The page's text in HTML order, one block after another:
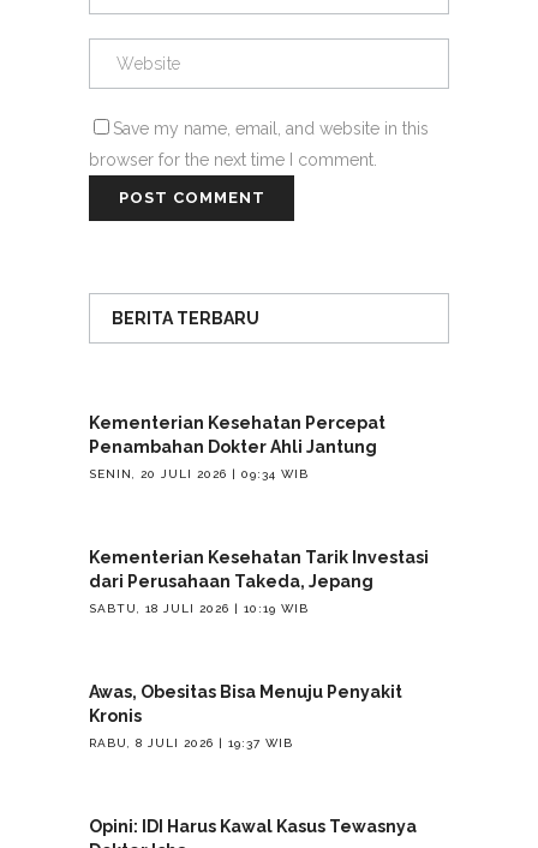
Save my name, email, and website in this
browser for the next time I comment.
BERITA TERBARU
Kementerian Kesehatan Percepat
Penambahan Dokter Ahli Jantung
SENIN, 20 JULI 2026 | 09:34 WIB
Kementerian Kesehatan Tarik Investasi
dari Perusahaan Takeda, Jepang
SABTU, 18 JULI 2026 | 10:19 WIB
Awas, Obesitas Bisa Menuju Penyakit
Kronis
RABU, 8 JULI 2026 | 19:37 WIB
Opini: IDI Harus Kawal Kasus Tewasnya